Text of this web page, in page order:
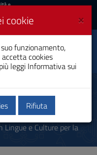
e
News
giapponese
e Culture per la
×
cookie
funzionamento,
cookies
leggi Informativa sui
Rifiuta